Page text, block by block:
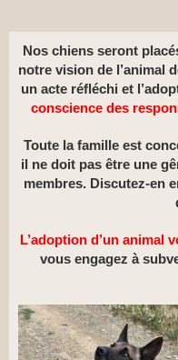
Nos chiens seront
notre vision de l’animal
un acte réfléchi et
conscience des
Toute la famille est
il ne doit pas être une
membres. Discutez-en
L’adoption d’un animal
vous engagez à